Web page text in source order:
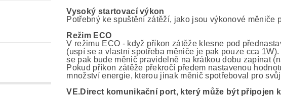
Vysoký startovací výkon
Potřebný ke spuštění zátěží, jako jsou výkonové
Režim ECO
V režimu ECO - když příkon zátěže klesne pod
(uspí se a vlastní spotřeba měniče je pak pouze cca
se pak bude měnič pravidelně na krátkou dobu zapínat
Pokud příkon zátěže překročí předem nastavenou
množství energie, kterou jinak měnič spotřeboval pro
VE.Direct komunikační port, který může být připojen